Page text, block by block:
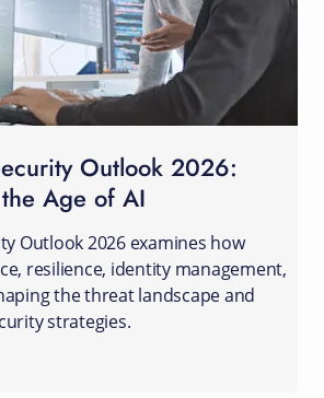
Outlook 2026:
Age of AI
Outlook 2026 examines how
resilience, identity management,
the threat landscape and
strategies.